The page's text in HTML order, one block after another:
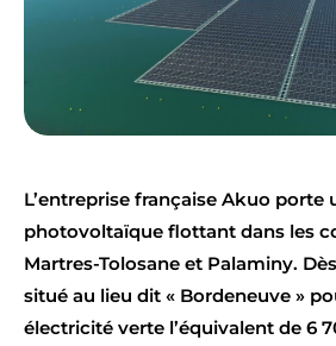
L’entreprise française Akuo porte
photovoltaïque flottant dans les
Martres-Tolosane et Palaminy.
situé au lieu dit « Bordeneuve »
électricité verte l’équivalent de 6